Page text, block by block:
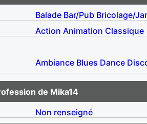
Balade Bar/Pub Bricolage/
Action Animation Classique
Ambiance Blues Dance
de Mika14
Non renseigné